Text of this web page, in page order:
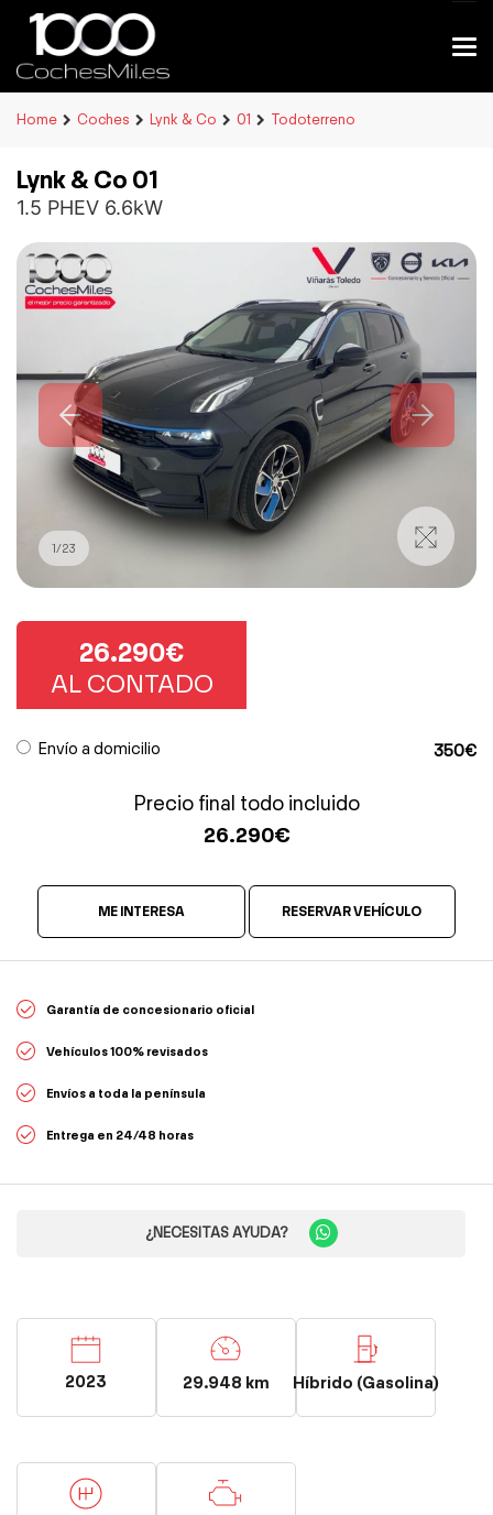
Home Coches Lynk & Co 01 Todoterreno
Lynk & Co 01
1.5 PHEV 6.6kW
1/23
26.290€
AL CONTADO
Envío a domicilio 350€
Precio final todo incluido
26.290€
ME INTERESA RESERVAR VEHÍCULO
Garantía de concesionario oficial
Vehículos 100% revisados
Envíos a toda la península
Entrega en 24/48 horas
¿NECESITAS AYUDA?
2023 29.948 km Híbrido (Gasolina)